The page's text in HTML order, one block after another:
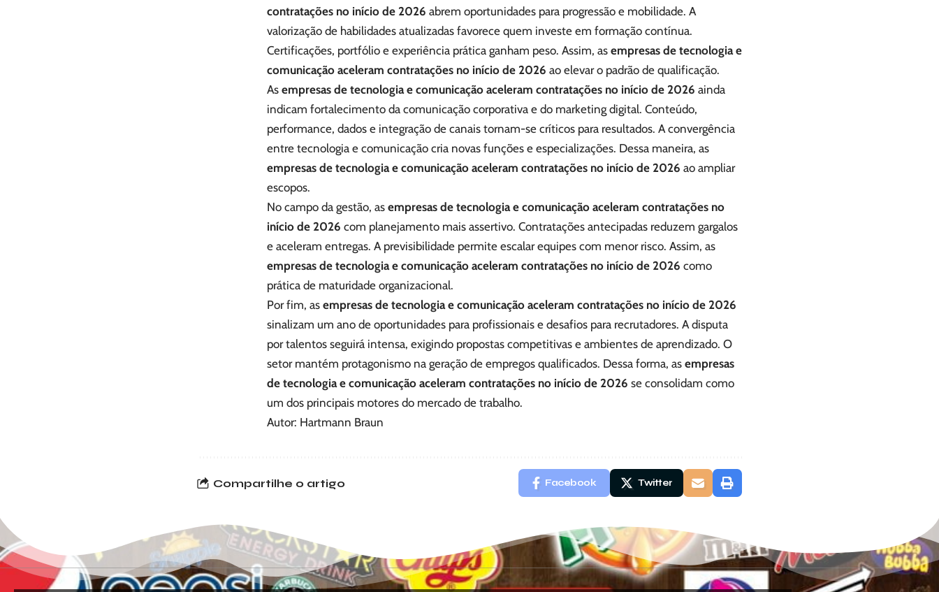
contratações no início de 2026 abrem oportunidades para progressão e mobilidade. A
valorização de habilidades atualizadas favorece quem investe em formação contínua.
Certificações, portfólio e experiência prática ganham peso. Assim, as empresas de tecnologia e
comunicação aceleram contratações no início de 2026 ao elevar o padrão de qualificação.
As empresas de tecnologia e comunicação aceleram contratações no início de 2026 ainda
indicam fortalecimento da comunicação corporativa e do marketing digital. Conteúdo,
performance, dados e integração de canais tornam-se críticos para resultados. A convergência
entre tecnologia e comunicação cria novas funções e especializações. Dessa maneira, as
empresas de tecnologia e comunicação aceleram contratações no início de 2026 ao ampliar
escopos.
No campo da gestão, as empresas de tecnologia e comunicação aceleram contratações no
início de 2026 com planejamento mais assertivo. Contratações antecipadas reduzem gargalos
e aceleram entregas. A previsibilidade permite escalar equipes com menor risco. Assim, as
empresas de tecnologia e comunicação aceleram contratações no início de 2026 como
prática de maturidade organizacional.
Por fim, as empresas de tecnologia e comunicação aceleram contratações no início de 2026
sinalizam um ano de oportunidades para profissionais e desafios para recrutadores. A disputa
por talentos seguirá intensa, exigindo propostas competitivas e ambientes de aprendizado. O
setor mantém protagonismo na geração de empregos qualificados. Dessa forma, as empresas
de tecnologia e comunicação aceleram contratações no início de 2026 se consolidam como
um dos principais motores do mercado de trabalho.
Autor: Hartmann Braun
Compartilhe o artigo Facebook Twitter